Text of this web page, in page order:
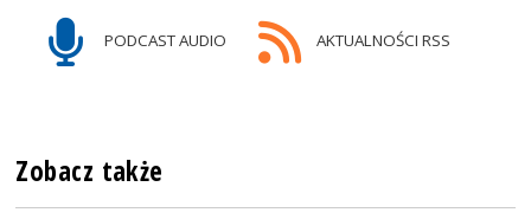
PODCAST AUDIO AKTUALNOŚCI RSS
Zobacz także